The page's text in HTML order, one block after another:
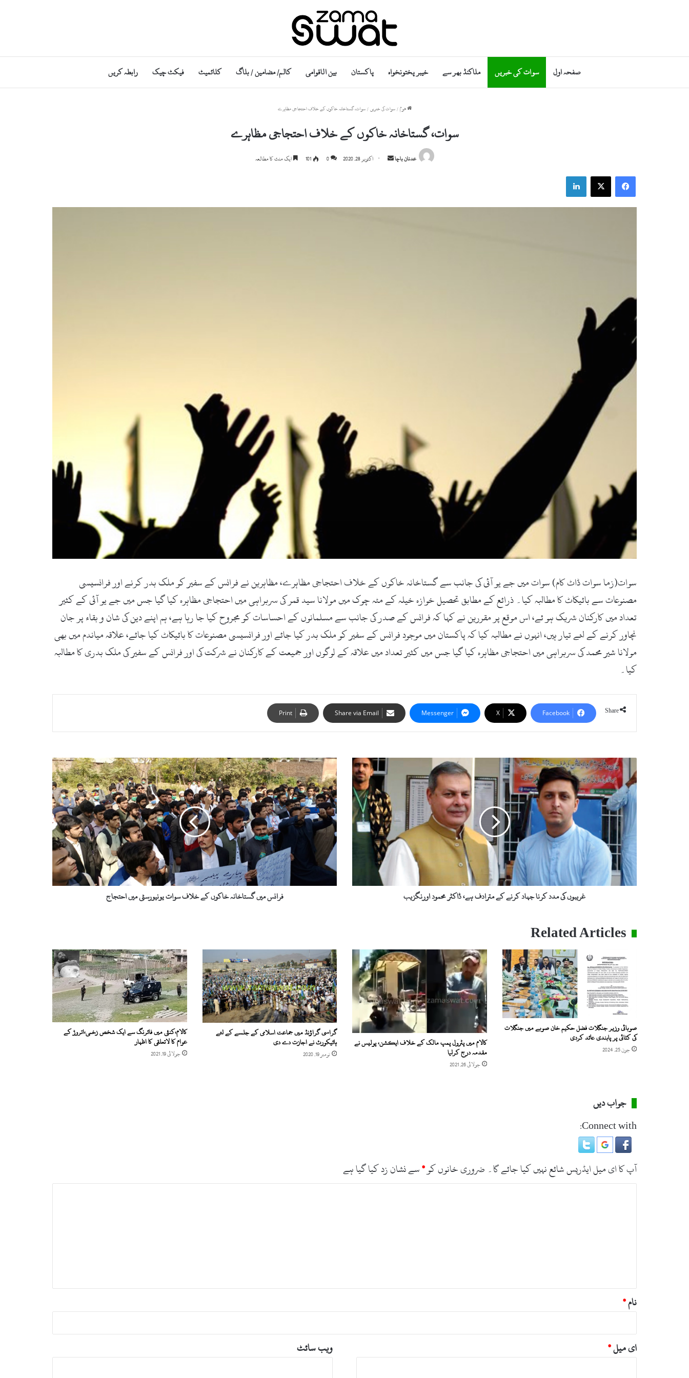
صفحہ اول سوات کی خبریں ملاکنڈ بھر سے خیبر پختونخواہ پاکستان بین الاقوامی کالم/ مضامین / بلاگ کلائمیٹ فیکٹ چیک رابطہ کریں
ھوم / سوات کی خبریں / سوات، گستاخانہ خاکوں کے خلاف احتجاجی مظاہرے
سوات، گستاخانہ خاکوں کے خلاف احتجاجی مظاہرے
عدنان باچا
Send اکتوبر 28, 2020 0
101 ایک منٹ کا مطالعہ
Facebook
X
LinkedIn
سوات(زما سوات ڈاٹ کام) سوات میں جے یو آئی کی جانب سے گستاخانہ خاکوں کے خلاف احتجاجی مظاہرے، مظاہرین نے فرانس کے سفیر کو ملک بدر کرنے اور فرانسیسی
مصنوعات سے بائیکاٹ کا مطالبہ کیا۔ ذرائع کے مطابق تحصیل خوازہ خیلہ کے مٹہ چوک میں مولانا سید قمر کی سربراہی میں احتجاجی مظاہرہ کیا گیا جس میں جے یو آئی کے کثیر
تعداد میں کارکنان شریک ہو ئے، اس موقع پر مقررین نے کہا کہ فرانس کے صدر کی جانب سے مسلمانوں کے احساسات کو مجروح کیا جا رہا ہے، ہم اپنے دین کی شان و بقاء پر جان
نچاور کرنے کے لئے تیار ہیں، انہوں نے مطالبہ کیا کہ پاکستان میں موجود فرانس کے سفیر کو ملک بدر کیا جائے اور فرانسیسی مصنوعات کا بائیکاٹ کیا جائے، علاقہ میاندم میں بھی
مولانا شیر محمد کی سربراہی میں احتجاجی مظاہرہ کیا گیا جس میں کثیر تعداد میں علاقہ کے لوگوں اور جمیعت کے کارکنان نے شرکت کی اور فرانس کے سفیر کی ملک بدری کا مطالبہ
کیا۔
Share
Facebook
X
Messenger
Share via Email
Print
غریبوں
کی
مدد
کرنا
جہاد
کرنے
کے
مترادف
ہے،
ڈاکٹر
محمود
اورنگزیب
غریبوں کی مدد کرنا جہاد کرنے کے مترادف ہے، ڈاکٹر محمود اورنگزیب
فرانس
میں
گستاخانہ
خاکوں
کے
خلاف
سوات
یونیورسٹی
میں
احتجاج
فرانس میں گستاخانہ خاکوں کے خلاف سوات یونیورسٹی میں احتجاج
Related Articles
صوبائی وزیر جنگلات فضل حکیم خان صوبے میں جنگلات
کی کٹائی پر پابندی عائد کردی
جون 25, 2024
کالام میں پٹرول پمپ مالک کے خلاف ایکشن، پولیس نے
مقدمہ درج کرلیا
جولائی 26, 2021
گراسی گراؤنڈ میں جماعت اسلامی کے جلسے کے لئے
ہائیکورٹ نے اجازت دے دی
نومبر 19, 2020
کالام،کنئی میں فائرنگ سے ایک شخص زخمی،اتروڑ کے
عوام کا لاتعلقی کا اظہار
جولائی 19, 2021
جواب دیں
Connect with:
آپ کا ای میل ایڈریس شائع نہیں کیا جائے گا۔ ضروری خانوں کو*سے نشان زد کیا گیا ہے
نام*
ای میل* ویب‌ سائٹ